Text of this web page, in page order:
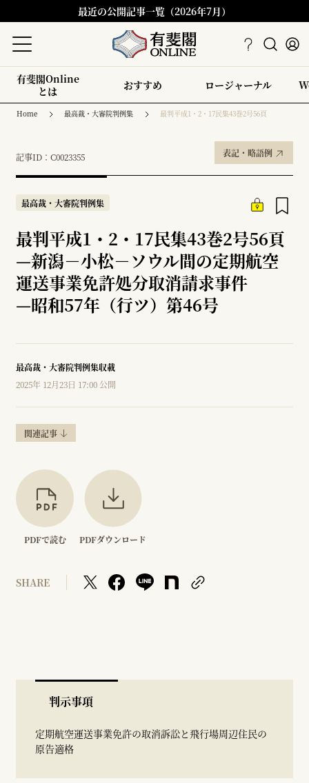
最近の公開記事一覧（2026年7月）
有斐閣Online
とは
おすすめ ロージャーナル
Home 最高裁・大審院判例集 最判平成1・2・17民集43巻2号56頁
記事ID：C0023355 表記・略語例
最高裁・大審院判例集
最判平成1・2・17民集43巻2号56頁
—新潟－小松－ソウル間の定期航空
運送事業免許処分取消請求事件
—昭和57年（行ツ）第46号
最高裁・大審院判例集収載
2025年 12月23日 17:00 公開
関連記事
PDFで読む PDFダウンロード
SHARE
判示事項
定期航空運送事業免許の取消訴訟と飛行場周辺住民の
原告適格